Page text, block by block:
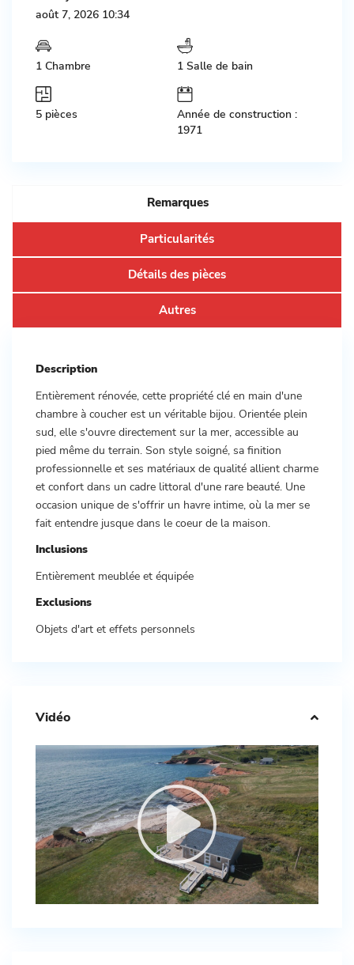
août 7, 2026 10:34
1 Chambre 1 Salle de bain
5 pièces
Année de construction :
1971
Remarques
Particularités
Détails des pièces
Autres
Description
Entièrement rénovée, cette propriété clé en main d'une
chambre à coucher est un véritable bijou. Orientée plein
sud, elle s'ouvre directement sur la mer, accessible au
pied même du terrain. Son style soigné, sa finition
professionnelle et ses matériaux de qualité allient charme
et confort dans un cadre littoral d'une rare beauté. Une
occasion unique de s'offrir un havre intime, où la mer se
fait entendre jusque dans le coeur de la maison.
Inclusions
Entièrement meublée et équipée
Exclusions
Objets d'art et effets personnels
Vidéo